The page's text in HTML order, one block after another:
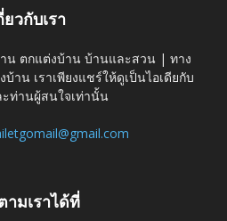
ยวกับเรา
น ตกแต่งบ้าน บ้านและสวน | ทาง
าน เราเพียงแชร์ให้ดูเป็นไอเดียกับ
ท่านผู้สนใจเท่านั้น
ามเราได้ที่